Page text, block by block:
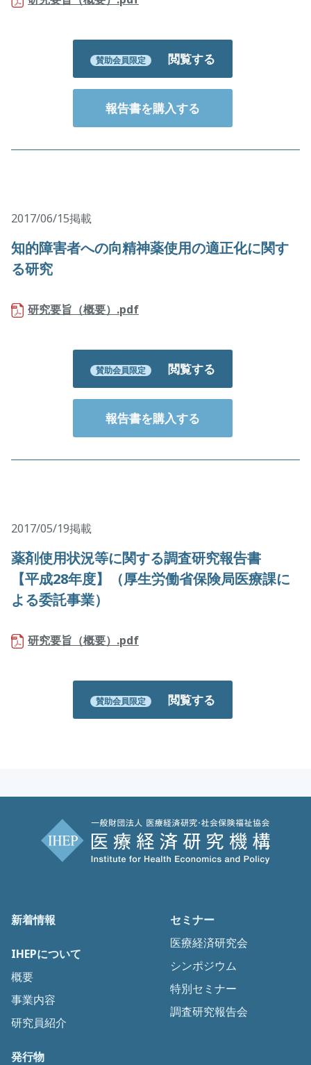
賛助会員限定 閲覧する
報告書を購入する
2017/06/15掲載
知的障害者への向精神薬使用の適正化に関す
る研究
研究要旨（概要）.pdf
賛助会員限定 閲覧する
報告書を購入する
2017/05/19掲載
薬剤使用状況等に関する調査研究報告書
【平成28年度】（厚生労働省保険局医療課に
よる委託事業）
研究要旨（概要）.pdf
賛助会員限定 閲覧する
新着情報
IHEPについて
概要
事業内容
研究員紹介
セミナー
医療経済研究会
シンポジウム
特別セミナー
調査研究報告会
発行物